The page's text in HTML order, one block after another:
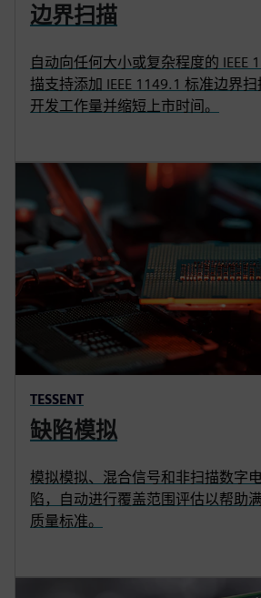
边界扫描
自动向任何大小或复杂程度的 IEEE
描支持添加 IEEE 1149.1 标准边界
开发工作量并缩短上市时间。
TESSENT
缺陷模拟
模拟模拟、混合信号和非扫描数字
陷，自动进行覆盖范围评估以帮助
质量标准。